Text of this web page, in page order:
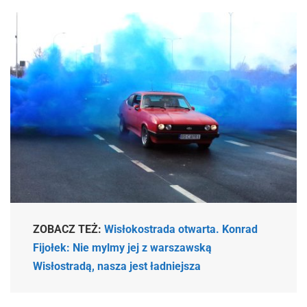
ZOBACZ TEŻ:Wisłokostrada otwarta. Konrad
Fijołek: Nie mylmy jej z warszawską
Wisłostradą, nasza jest ładniejsza